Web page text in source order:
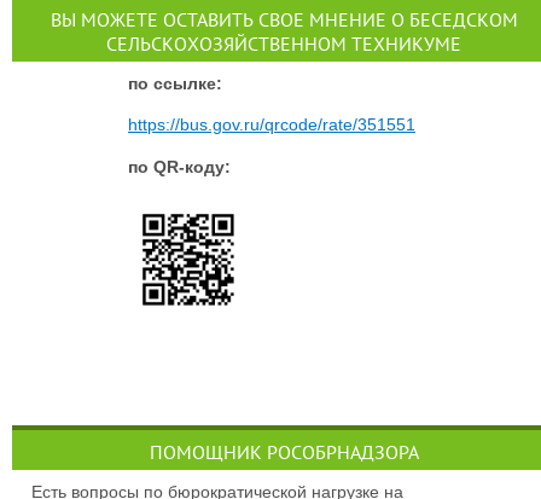
ВЫ МОЖЕТЕ ОСТАВИТЬ СВОЕ МНЕНИЕ О БЕСЕДСКОМ
СЕЛЬСКОХОЗЯЙСТВЕННОМ ТЕХНИКУМЕ
по ссылке:
https://bus.gov.ru/qrcode/rate/351551
по QR-коду:
ПОМОЩНИК РОСОБРНАДЗОРА
Есть вопросы по бюрократической нагрузке на